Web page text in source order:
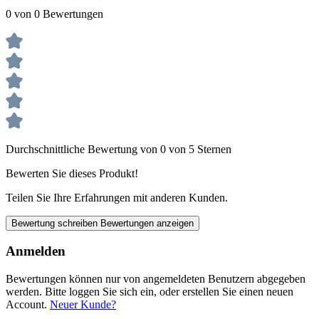
0 von 0 Bewertungen
Durchschnittliche Bewertung von 0 von 5 Sternen
Bewerten Sie dieses Produkt!
Teilen Sie Ihre Erfahrungen mit anderen Kunden.
Bewertung schreiben Bewertungen anzeigen
Anmelden
Bewertungen können nur von angemeldeten Benutzern abgegeben
werden. Bitte loggen Sie sich ein, oder erstellen Sie einen neuen
Account. Neuer Kunde?